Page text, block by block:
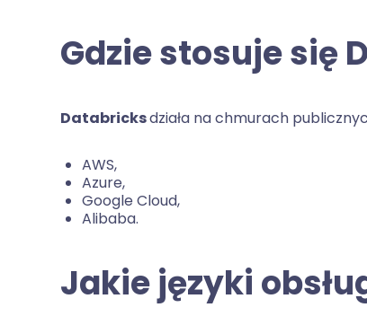
Gdzie stosuje się
Databricksdziała na chmurach
AWS,
Azure,
Google Cloud,
Alibaba.
Jakie języki